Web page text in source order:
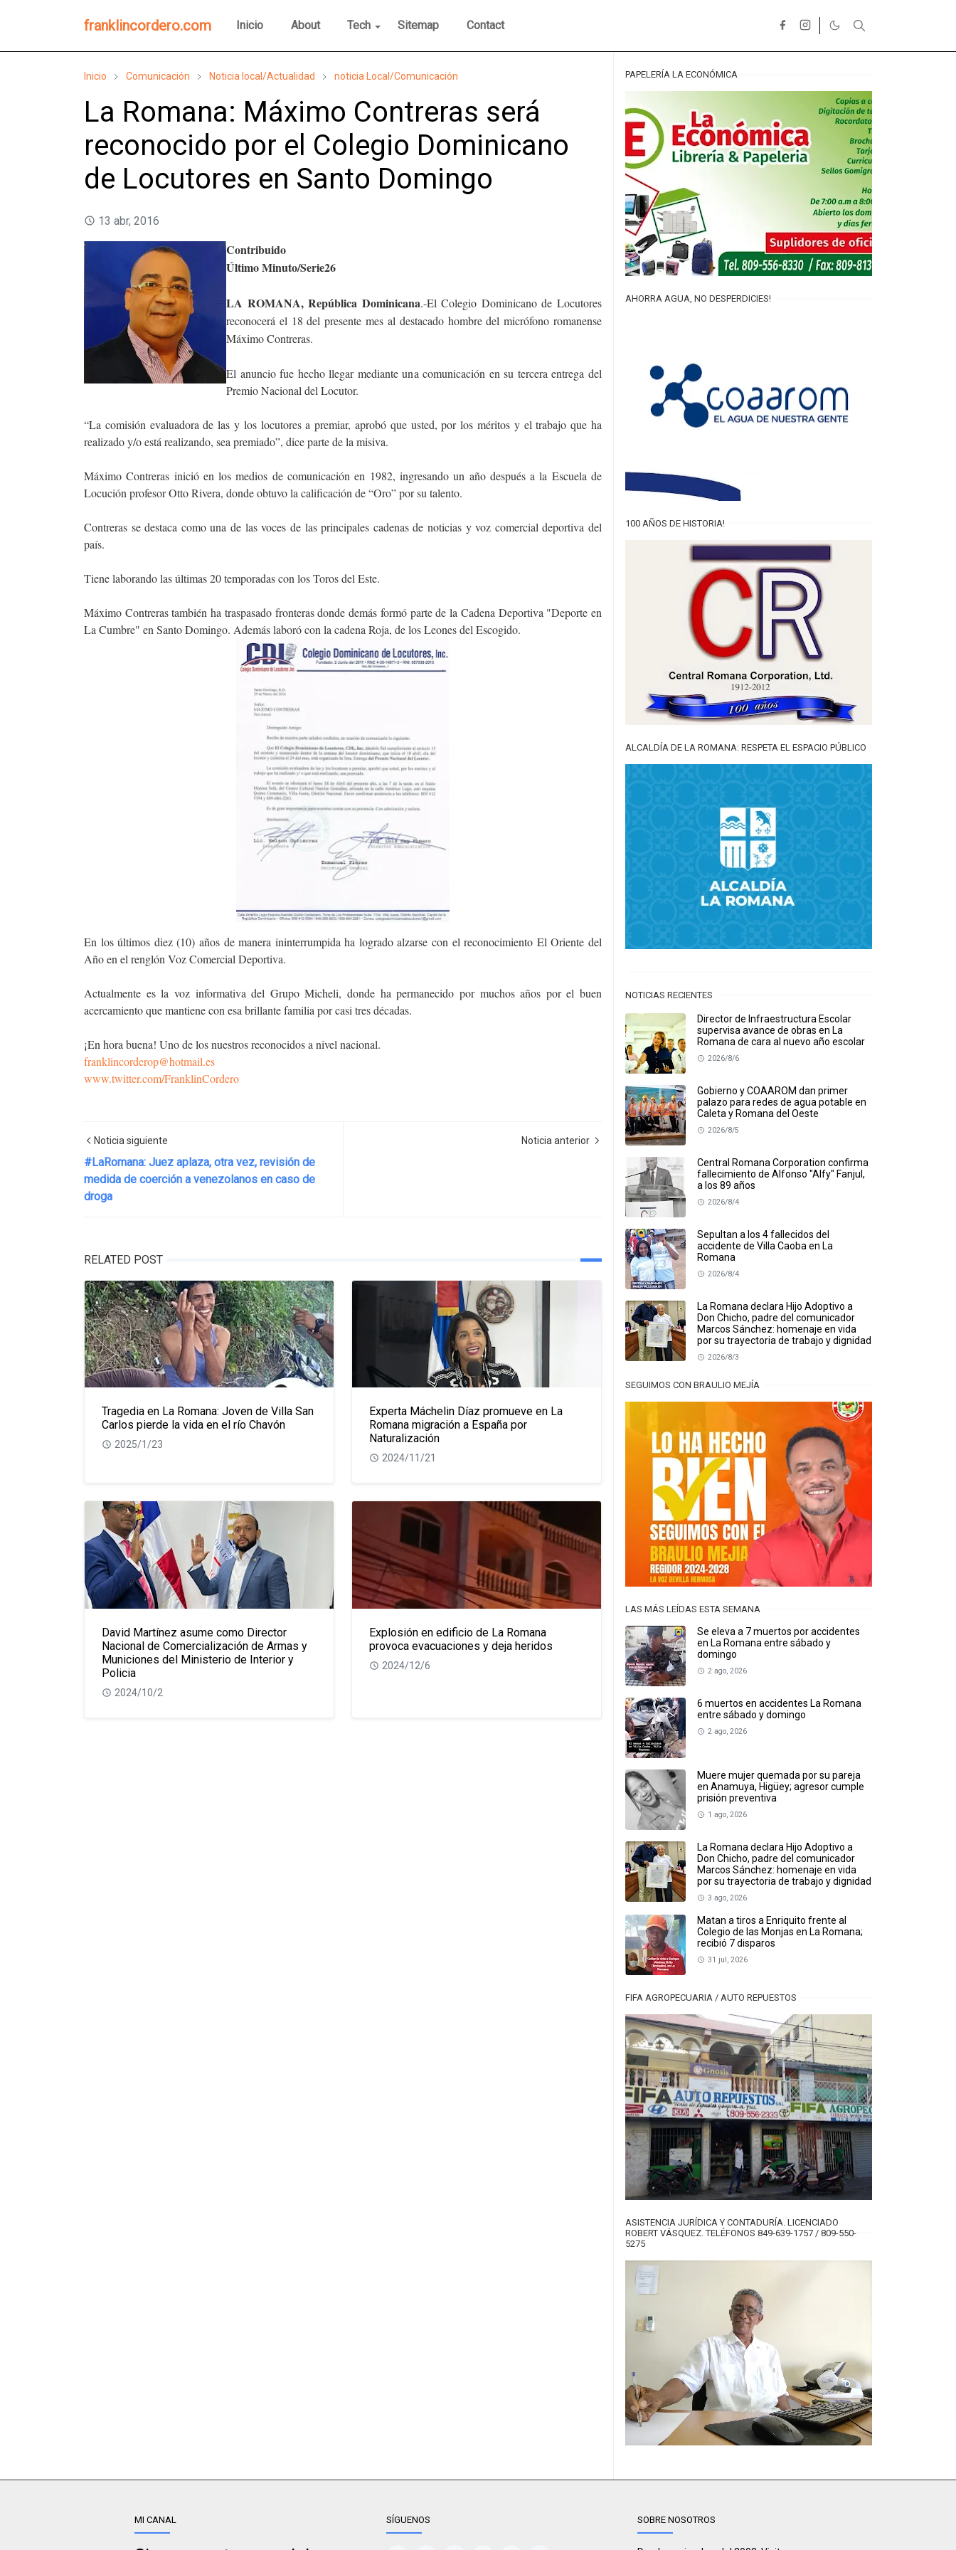
franklincordero.com Inicio About Tech Sitemap Contact
Inicio Comunicación Noticia local/Actualidad noticia Local/Comunicación
La Romana: Máximo Contreras será
reconocido por el Colegio Dominicano
de Locutores en Santo Domingo
13 abr, 2016
Contribuido
Último Minuto/Serie26
LA ROMANA, República Dominicana.-El Colegio Dominicano de Locutores
reconocerá el 18 del presente mes al destacado hombre del micrófono romanense
Máximo Contreras.
El anuncio fue hecho llegar mediante una comunicación en su tercera entrega del
Premio Nacional del Locutor.
“La comisión evaluadora de las y los locutores a premiar, aprobó que usted, por los méritos y el trabajo que ha
realizado y/o está realizando, sea premiado”, dice parte de la misiva.
Máximo Contreras inició en los medios de comunicación en 1982, ingresando un año después a la Escuela de
Locución profesor Otto Rivera, donde obtuvo la calificación de “Oro” por su talento.
Contreras se destaca como una de las voces de las principales cadenas de noticias y voz comercial deportiva del
país.
Tiene laborando las últimas 20 temporadas con los Toros del Este.
Máximo Contreras también ha traspasado fronteras donde demás formó parte de la Cadena Deportiva "Deporte en
La Cumbre" en Santo Domingo. Además laboró con la cadena Roja, de los Leones del Escogido.
En los últimos diez (10) años de manera ininterrumpida ha logrado alzarse con el reconocimiento El Oriente del
Año en el renglón Voz Comercial Deportiva.
Actualmente es la voz informativa del Grupo Micheli, donde ha permanecido por muchos años por el buen
acercamiento que mantiene con esa brillante familia por casi tres décadas.
¡En hora buena! Uno de los nuestros reconocidos a nivel nacional.
franklincorderop@hotmail.es
www.twitter.com/FranklinCordero
Noticia siguiente
#LaRomana: Juez aplaza, otra vez, revisión de
medida de coerción a venezolanos en caso de
droga
Noticia anterior
RELATED POST
Tragedia en La Romana: Joven de Villa San
Carlos pierde la vida en el río Chavón
2025/1/23
Experta Máchelin Díaz promueve en La
Romana migración a España por
Naturalización
2024/11/21
David Martínez asume como Director
Nacional de Comercialización de Armas y
Municiones del Ministerio de Interior y
Policia
2024/10/2
Explosión en edificio de La Romana
provoca evacuaciones y deja heridos
2024/12/6
PAPELERÍA LA ECONÓMICA
AHORRA AGUA, NO DESPERDICIES!
100 AÑOS DE HISTORIA!
ALCALDÍA DE LA ROMANA: RESPETA EL ESPACIO PÚBLICO
NOTICIAS RECIENTES
Director de Infraestructura Escolar
supervisa avance de obras en La
Romana de cara al nuevo año escolar
2026/8/6
Gobierno y COAAROM dan primer
palazo para redes de agua potable en
Caleta y Romana del Oeste
2026/8/5
Central Romana Corporation confirma
fallecimiento de Alfonso "Alfy" Fanjul,
a los 89 años
2026/8/4
Sepultan a los 4 fallecidos del
accidente de Villa Caoba en La
Romana
2026/8/4
La Romana declara Hijo Adoptivo a
Don Chicho, padre del comunicador
Marcos Sánchez: homenaje en vida
por su trayectoria de trabajo y dignidad
2026/8/3
SEGUIMOS CON BRAULIO MEJÍA
LAS MÁS LEÍDAS ESTA SEMANA
Se eleva a 7 muertos por accidentes
en La Romana entre sábado y
domingo
2 ago, 2026
6 muertos en accidentes La Romana
entre sábado y domingo
2 ago, 2026
Muere mujer quemada por su pareja
en Anamuya, Higüey; agresor cumple
prisión preventiva
1 ago, 2026
La Romana declara Hijo Adoptivo a
Don Chicho, padre del comunicador
Marcos Sánchez: homenaje en vida
por su trayectoria de trabajo y dignidad
3 ago, 2026
Matan a tiros a Enriquito frente al
Colegio de las Monjas en La Romana;
recibió 7 disparos
31 jul, 2026
FIFA AGROPECUARIA / AUTO REPUESTOS
ASISTENCIA JURÍDICA Y CONTADURÍA. LICENCIADO
ROBERT VÁSQUEZ. TELÉFONOS 849-639-1757 / 809-550-
5275
MI CANAL SÍGUENOS SOBRE NOSOTROS